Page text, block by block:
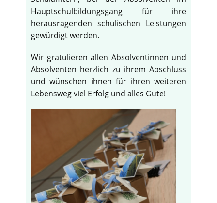
Hauptschulbildungsgang für ihre
herausragenden schulischen Leistungen
gewürdigt werden.
Wir gratulieren allen Absolventinnen und
Absolventen herzlich zu ihrem Abschluss
und wünschen ihnen für ihren weiteren
Lebensweg viel Erfolg und alles Gute!